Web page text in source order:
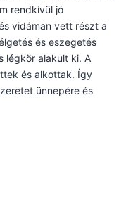
rendkívül jó
vidáman vett részt a
és eszegetés
légkör alakult ki. A
és alkottak. Így
ünnepére és